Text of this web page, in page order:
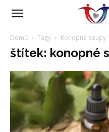
Domů Tagy Konopné sirupy
štítek: konopné